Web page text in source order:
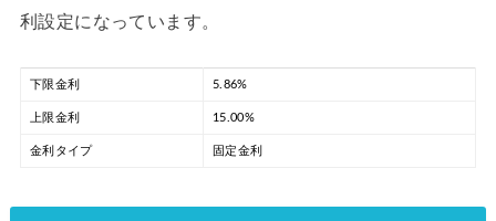
利設定になっています。
下限金利 5.86%
上限金利 15.00%
金利タイプ 固定金利